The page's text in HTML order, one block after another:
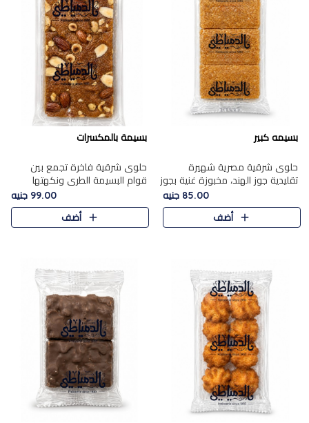
بسيمه كبير
حلوى شرقية مصرية شهيرة
تقليدية جوز الهند، مخبوزة غنية بجوز
الهند، بلمسه ذهبية وتتميز بقوامها
المرمل وطعمها اللذيذ الذي يشبه
البسبوسة. تُخبز..
85.00 جنيه
أضف
بسيمة بالمكسرات
حلوى شرقية فاخرة تجمع بين
قوام البسيمة الطري ونكهتها
الغنية، مزينة بتشكيلة مختارة من
اللوز والبندق والمكسرات الفاخرة.
مزيج متوازن من القوام ..
99.00 جنيه
أضف